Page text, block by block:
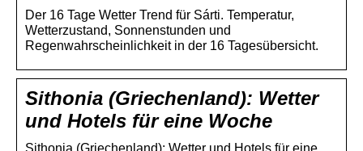
Der 16 Tage Wetter Trend für Sárti. Temperatur,
Wetterzustand, Sonnenstunden und
Regenwahrscheinlichkeit in der 16 Tagesübersicht.
Sithonia (Griechenland): Wetter
und Hotels für eine Woche